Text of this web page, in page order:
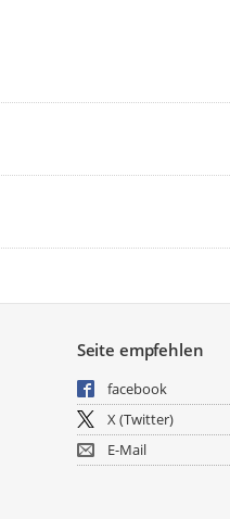
Seite empfehlen
facebook
X (Twitter)
E-Mail